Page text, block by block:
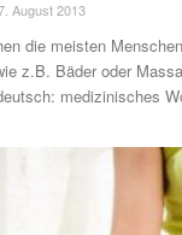
August 2013
die meisten
z.B. Bäder oder
medizinisches